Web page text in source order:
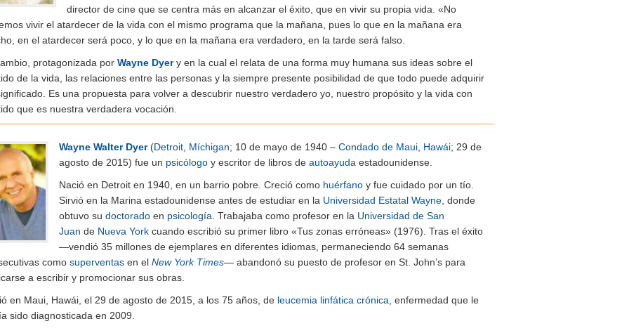
director de cine que se centra más en alcanzar el éxito, que en vivir su propia vida. «No
vivir el atardecer de la vida con el mismo programa que la mañana, pues lo que en la mañana era
en el atardecer será poco, y lo que en la mañana era verdadero, en la tarde será falso.
protagonizada por Wayne Dyery en la cual el relata de una forma muy humana sus ideas sobre el
de la vida, las relaciones entre las personas y la siempre presente posibilidad de que todo puede adquirir
Es una propuesta para volver a descubrir nuestro verdadero yo, nuestro propósito y la vida con
que es nuestra verdadera vocación.
Wayne Walter Dyer(Detroit Míchigan; 10 de mayo de 1940 – Condado de Maui Hawái; 29 de
agosto de 2015) fue un psicólogo y escritor de libros de autoayuda estadounidense.
Nació en Detroit en 1940, en un barrio pobre. Creció como huérfano y fue cuidado por un tío.
Sirvió en la Marina estadounidense antes de estudiar en la Universidad Estatal Wayne , donde
obtuvo su doctorado en psicología . Trabajaba como profesor en la Universidad de San
Juan de Nueva York cuando escribió su primer libro «Tus zonas erróneas» (1976). Tras el éxito
—vendió 35 millones de ejemplares en diferentes idiomas, permaneciendo 64 semanas
como superventas en el New York Times— abandonó su puesto de profesor en St. John’s para
a escribir y promocionar sus obras.
en Maui, Hawái, el 29 de agosto de 2015, a los 75 años, de leucemia linfática crónica , enfermedad que le
sido diagnosticada en 2009.